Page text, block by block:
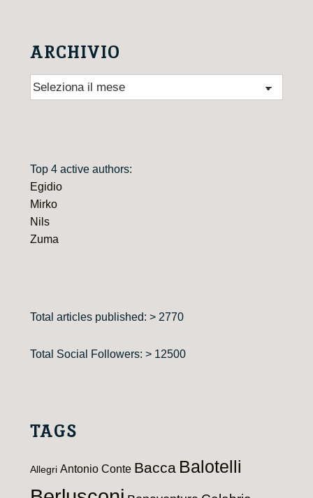
ARCHIVIO
Archivio
Top 4 active authors:
Egidio
Mirko
Nils
Zuma
Total articles published: > 2770
Total Social Followers: > 12500
TAGS
Allegri Antonio Conte Bacca Balotelli